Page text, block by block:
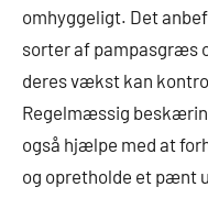
omhyggeligt. Det
sorter af pampasgræs
deres vækst kan
Regelmæssig
også hjælpe med at
og opretholde et pænt